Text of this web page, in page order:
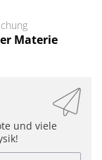
Materie
und viele